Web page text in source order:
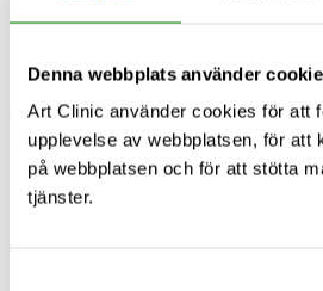
Denna webbplats använder
Art Clinic använder cookies för att
upplevelse av webbplatsen, för att
på webbplatsen och för att stötta
tjänster.
23/02/22
Ögonlocksplastik
Läs mer
23/02/22
Näsplastik